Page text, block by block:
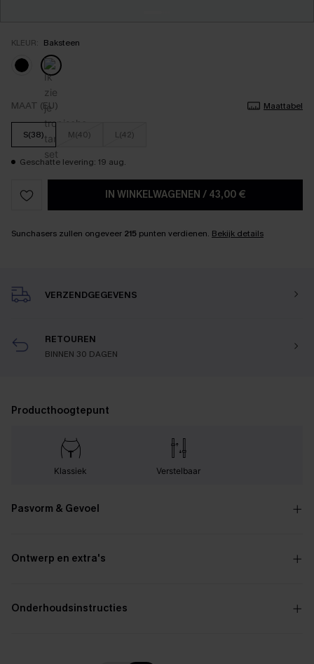
KLEUR: Baksteen
MAAT (EU) Maattabel
S(38) M(40) L(42)
Geschatte levering: 19 aug.
IN WINKELWAGENEN / 43,00 €
Sunchasers zullen ongeveer 215 punten verdienen. Bekijk details
VERZENDGEGEVENS
RETOUREN
BINNEN 30 DAGEN
Producthoogtepunt
Klassiek Verstelbaar
Pasvorm & Gevoel
Ontwerp en extra's
Onderhoudsinstructies